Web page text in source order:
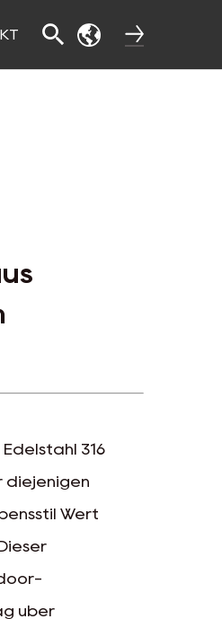
316
diejenigen
Wert
über